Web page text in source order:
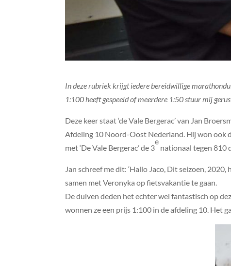
In deze rubriek krijgt iedere bereidwillige
1:100 heeft gespeeld of meerdere 1:50 stuur mij
Deze keer staat ‘de Vale Bergerac’ van Jan
Afdeling 10 Noord-Oost Nederland. Hij won ook
met ‘De Vale Bergerac’ de 3
e
nationaal tegen 810
Jan schreef me dit: ‘Hallo Jaco, Dit seizoen,
samen met Veronyka op fietsvakantie te gaan.
De duiven deden het echter wel fantastisch op
wonnen ze een prijs 1:100 in de afdeling 10. Het